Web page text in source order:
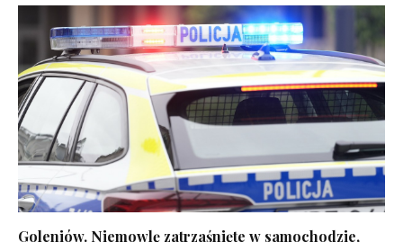
Goleniów. Niemowlę zatrzaśnięte w samochodzie,